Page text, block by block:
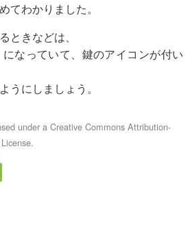
てわかりました。
ときなどは、
なっていて、鍵のアイコンが付い
うにしましょう。
under a Creative Commons Attribution-